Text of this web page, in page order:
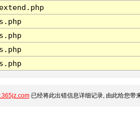
已经将此出错信息详细记录, 由此给您带